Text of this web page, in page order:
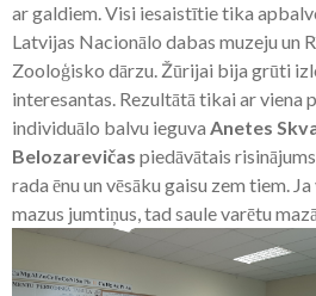
ar galdiem. Visi iesaistītie tika
Latvijas Nacionālo dabas muzeju un
Zooloģisko dārzu. Žūrijai bija grūti
interesantas. Rezultātā tikai ar viena
individuālo balvu ieguva Anetes
Belozarevičas piedāvātais
rada ēnu un vēsāku gaisu zem tiem.
mazus jumtiņus, tad saule varētu